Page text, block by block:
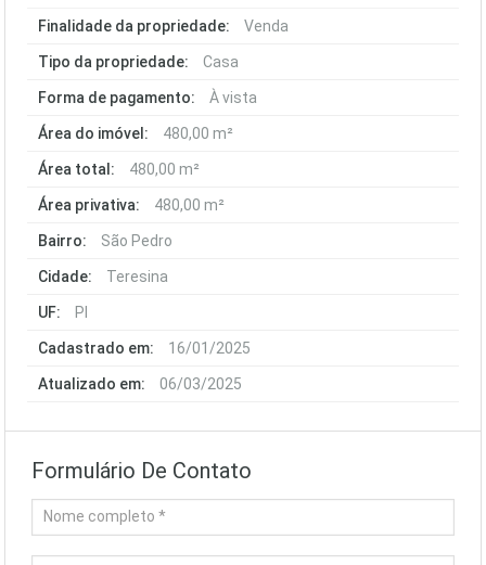
Finalidade da propriedade: Venda
Tipo da propriedade: Casa
Forma de pagamento: À vista
Área do imóvel: 480,00 m²
Área total: 480,00 m²
Área privativa: 480,00 m²
Bairro: São Pedro
Cidade: Teresina
UF: PI
Cadastrado em: 16/01/2025
Atualizado em: 06/03/2025
Formulário De Contato